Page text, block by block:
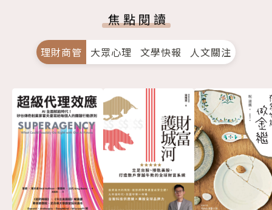
焦點閱讀
理財商管 大眾心理 文學快報 人文關注